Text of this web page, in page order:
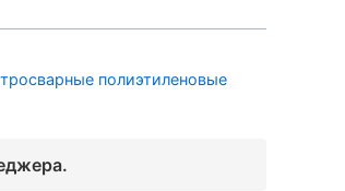
полиэтиленовые